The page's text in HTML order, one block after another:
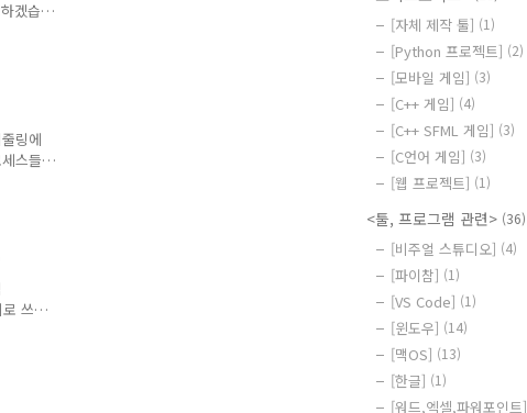
겠습
에
해주
서,
제공
링에
스들에
러
줄링
우선
밀
쓰인
는
행하
[자체 제작 툴] (1)
[Python 프로젝트] (2)
[모바일 게임] (3)
[C++ 게임] (4)
[C++ SFML 게임] (3)
[C언어 게임] (3)
[웹 프로젝트] (1)
<툴, 프로그램 관련> (36)
[비주얼 스튜디오] (4)
[파이참] (1)
[VS Code] (1)
[윈도우] (14)
[맥OS] (13)
[한글] (1)
[워드,엑셀,파워포인트]